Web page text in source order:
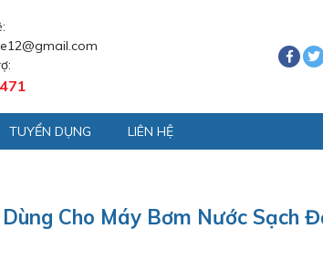
TUYỂN DỤNG LIÊN HỆ
Cho Máy Bơm Nước Sạch